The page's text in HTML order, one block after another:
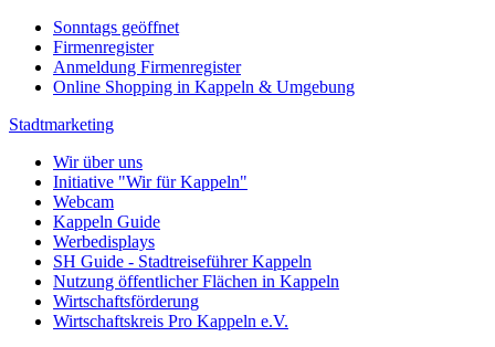
Sonntags geöffnet
Firmenregister
Anmeldung Firmenregister
Online Shopping in Kappeln & Umgebung
Stadtmarketing
Wir über uns
Initiative "Wir für Kappeln"
Webcam
Kappeln Guide
Werbedisplays
SH Guide - Stadtreiseführer Kappeln
Nutzung öffentlicher Flächen in Kappeln
Wirtschaftsförderung
Wirtschaftskreis Pro Kappeln e.V.